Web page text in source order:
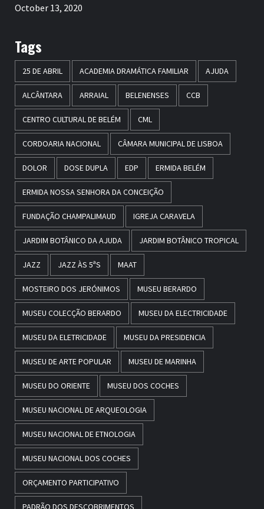
October 13, 2020
Tags
25 DE ABRIL ACADEMIA DRAMÁTICA FAMILIAR AJUDA
ALCÂNTARA ARRAIAL BELENENSES CCB
CENTRO CULTURAL DE BELÉM CML
CORDOARIA NACIONAL CÂMARA MUNICIPAL DE LISBOA
DOLOR DOSE DUPLA EDP ERMIDA BELÉM
ERMIDA NOSSA SENHORA DA CONCEIÇÃO
FUNDAÇÃO CHAMPALIMAUD IGREJA CARAVELA
JARDIM BOTÂNICO DA AJUDA JARDIM BOTÂNICO TROPICAL
JAZZ JAZZ ÀS 5ªS MAAT
MOSTEIRO DOS JERÓNIMOS MUSEU BERARDO
MUSEU COLECÇÃO BERARDO MUSEU DA ELECTRICIDADE
MUSEU DA ELETRICIDADE MUSEU DA PRESIDENCIA
MUSEU DE ARTE POPULAR MUSEU DE MARINHA
MUSEU DO ORIENTE MUSEU DOS COCHES
MUSEU NACIONAL DE ARQUEOLOGIA
MUSEU NACIONAL DE ETNOLOGIA
MUSEU NACIONAL DOS COCHES
ORÇAMENTO PARTICIPATIVO
PADRÃO DOS DESCOBRIMENTOS